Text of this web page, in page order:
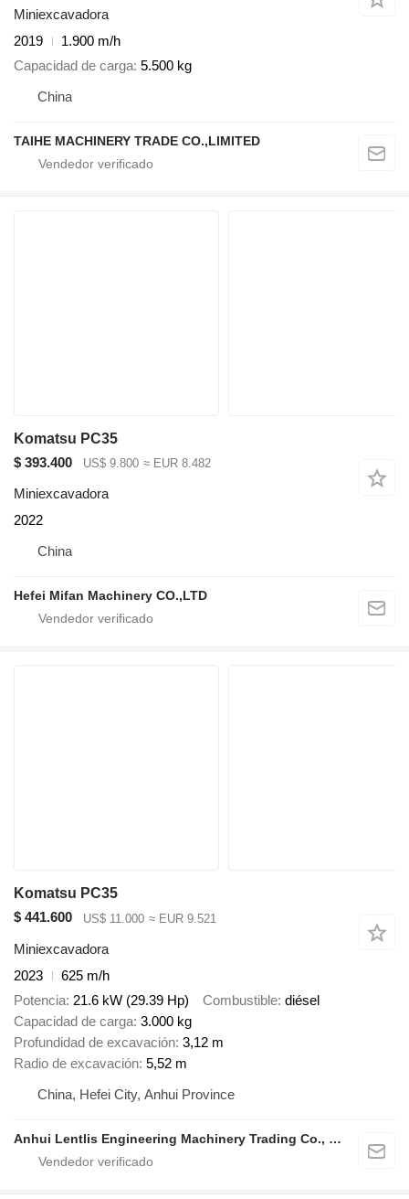
Miniexcavadora
2019
1.900 m/h
Capacidad de carga 5.500 kg
China
TAIHE MACHINERY TRADE CO.,LIMITED
Komatsu PC35
$ 393.400
US$ 9.800 ≈ EUR 8.482
Miniexcavadora
2022
China
Hefei Mifan Machinery CO.,LTD
Komatsu PC35
$ 441.600
US$ 11.000 ≈ EUR 9.521
Miniexcavadora
2023
625 m/h
Potencia 21.6 kW (29.39 Hp) Combustible diésel
Capacidad de carga 3.000 kg
Profundidad de excavación 3,12 m
Radio de excavación 5,52 m
China, Hefei City, Anhui Province
Anhui Lentlis Engineering Machinery Trading Co., Ltd.